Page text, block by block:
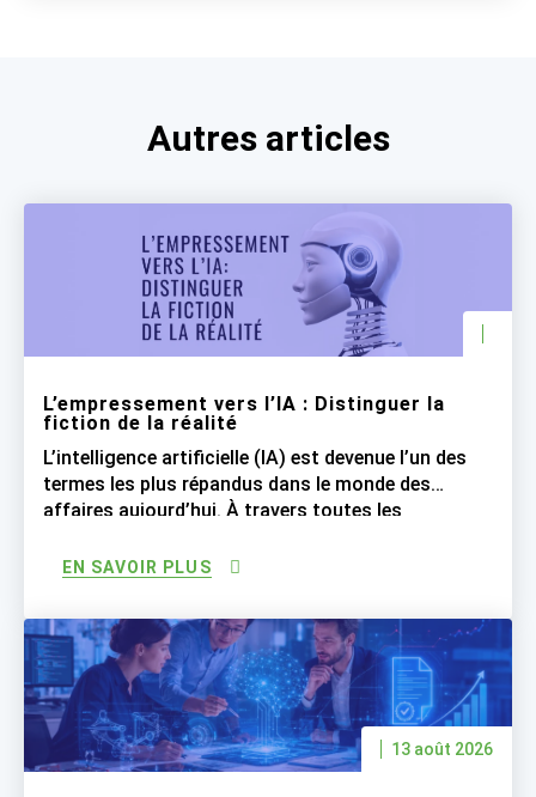
Autres articles
L’empressement vers l’IA : Distinguer la
fiction de la réalité
L’intelligence artificielle (IA) est devenue l’un des
termes les plus répandus dans le monde des
affaires aujourd’hui. À travers toutes les
déclarer que leurs processus sont « basés sur l’IA
que l’IA soit une technologie révolutionnaire,
soyons réalistes quant à ce […]
EN SAVOIR PLUS
13 août 2026